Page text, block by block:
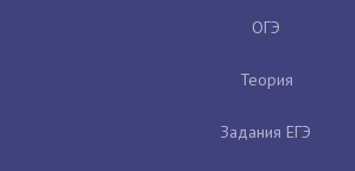
ОГЭ
Теория
Задания ЕГЭ